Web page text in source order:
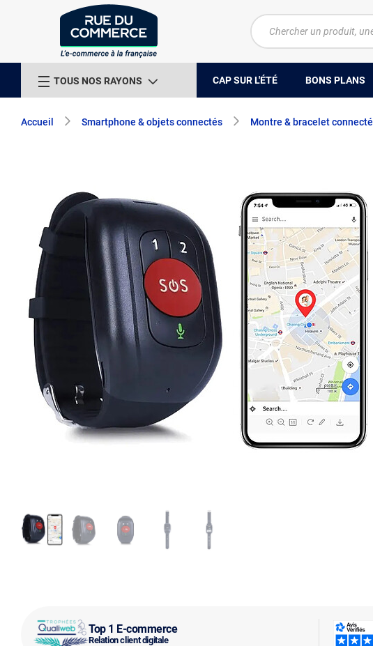
TOUS NOS RAYONS CAP SUR L'ÉTÉ BONS PLANS
Accueil Smartphone & objets connectés Montre & bracelet connecté
Top 1 E-commerce
Relation client digitale